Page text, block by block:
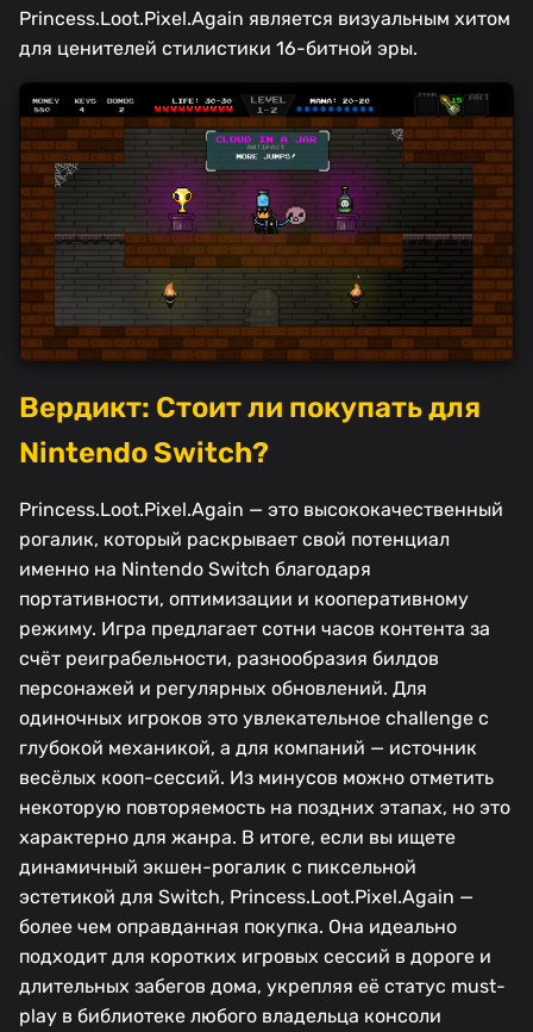
Princess.Loot.Pixel.Again является визуальным хитом
для ценителей стилистики 16-битной эры.
Вердикт: Стоит ли покупать для
Nintendo Switch?
Princess.Loot.Pixel.Again — это высококачественный
рогалик, который раскрывает свой потенциал
именно на Nintendo Switch благодаря
портативности, оптимизации и кооперативному
режиму. Игра предлагает сотни часов контента за
счёт реиграбельности, разнообразия билдов
персонажей и регулярных обновлений. Для
одиночных игроков это увлекательное challenge с
глубокой механикой, а для компаний — источник
весёлых кооп-сессий. Из минусов можно отметить
некоторую повторяемость на поздних этапах, но это
характерно для жанра. В итоге, если вы ищете
динамичный экшен-рогалик с пиксельной
эстетикой для Switch, Princess.Loot.Pixel.Again —
более чем оправданная покупка. Она идеально
подходит для коротких игровых сессий в дороге и
длительных забегов дома, укрепляя её статус must-
play в библиотеке любого владельца консоли